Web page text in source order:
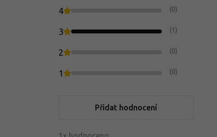
4 (0)
3 (1)
2 (0)
1 (0)
Přidat hodnocení